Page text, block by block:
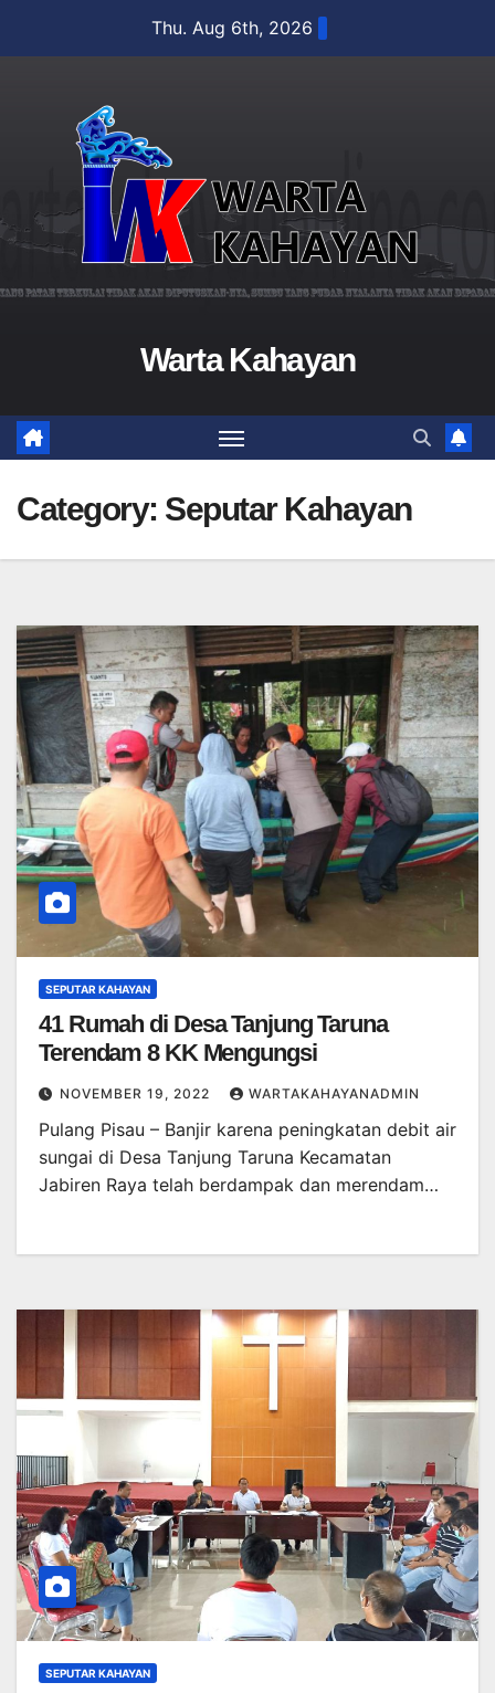
Thu. Aug 6th, 2026
Warta Kahayan
Category: Seputar Kahayan
SEPUTAR KAHAYAN
41 Rumah di Desa Tanjung Taruna
Terendam 8 KK Mengungsi
NOVEMBER 19, 2022 WARTAKAHAYANADMIN
Pulang Pisau – Banjir karena peningkatan debit air
sungai di Desa Tanjung Taruna Kecamatan
Jabiren Raya telah berdampak dan merendam…
SEPUTAR KAHAYAN